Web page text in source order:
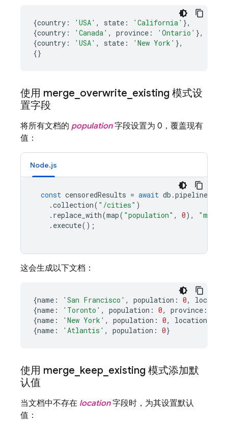
{country : 'USA' , state : 'California' },
{country : 'Canada' , province : 'Ontario' },
{country : 'USA' , state : 'New York' },
{}
使用 merge overwrite existing 模式设
置字段
将所有文档的 population字段设置为 0，覆盖现有
值：
Node.js
const censoredResults = await db .pipeline
.collection( "/cities" )
. replace_with(map( "population" , 0),
. execute();
这会生成以下文档：
{name : 'San Francisco' , population : 0, location
{name : 'Toronto' , population : 0, province :
{name : 'New York' , population : 0, location
{name : 'Atlantis' , population : 0}
使用 merge keep existing 模式添加默
认值
当文档中不存在 location字段时，为其设置默认
值：